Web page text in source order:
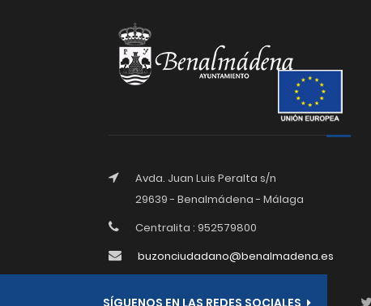
Avda. Juan Luis Peralta s/n
29639 - Benalmádena - Málaga
Centralita : 952579800
buzonciudadano@benalmadena.es
SÍGUENOS EN LAS REDES SOCIALES